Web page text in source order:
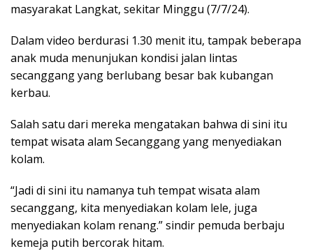
masyarakat Langkat, sekitar Minggu (7/7/24).
Dalam video berdurasi 1.30 menit itu, tampak beberapa
anak muda menunjukan kondisi jalan lintas
secanggang yang berlubang besar bak kubangan
kerbau.
Salah satu dari mereka mengatakan bahwa di sini itu
tempat wisata alam Secanggang yang menyediakan
kolam.
“Jadi di sini itu namanya tuh tempat wisata alam
secanggang, kita menyediakan kolam lele, juga
menyediakan kolam renang.” sindir pemuda berbaju
kemeja putih bercorak hitam.